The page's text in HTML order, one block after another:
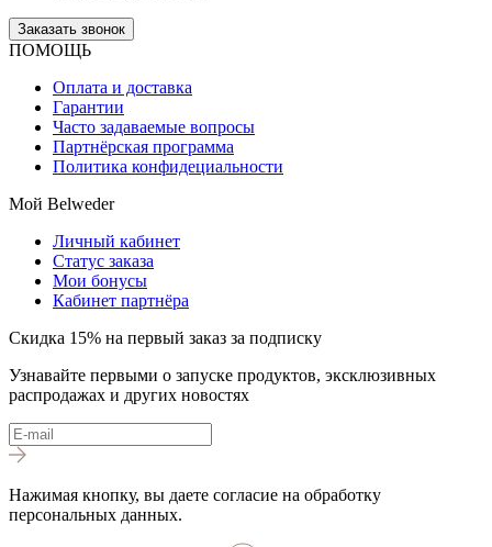
Заказать звонок
ПОМОЩЬ
Оплата и доставка
Гарантии
Часто задаваемые вопросы
Партнёрская программа
Политика конфидециальности
Мой Belweder
Личный кабинет
Статус заказа
Мои бонусы
Кабинет партнёра
Скидка 15% на первый заказ за подписку
Узнавайте первыми о запуске продуктов, эксклюзивных
распродажах и других новостях
Нажимая кнопку, вы даете согласие на обработку
персональных данных.